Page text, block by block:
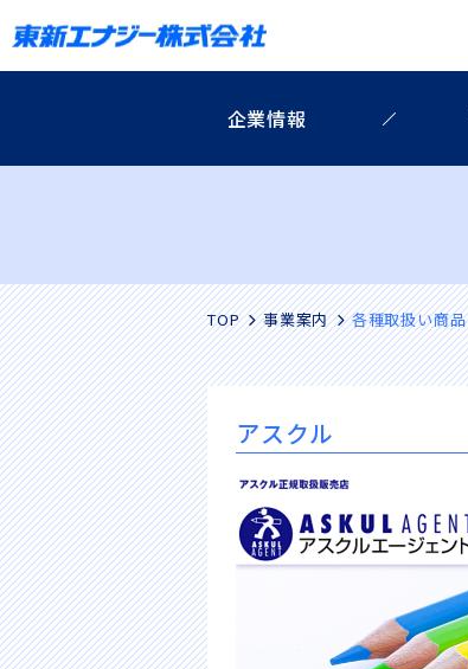
企業情報
TOP 事業案内 各種取扱い商品
アスクル